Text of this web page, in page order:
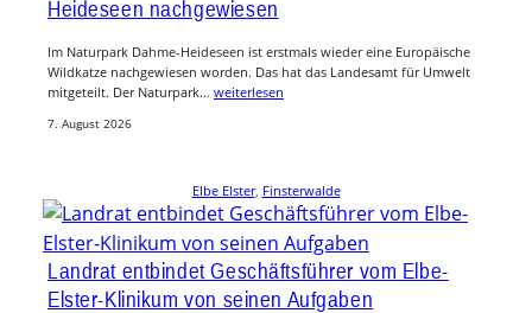
Heideseen nachgewiesen
Im Naturpark Dahme-Heideseen ist erstmals wieder eine Europäische
Wildkatze nachgewiesen worden. Das hat das Landesamt für Umwelt
mitgeteilt. Der Naturpark… weiterlesen
7. August 2026
Elbe Elster, Finsterwalde
Landrat entbindet Geschäftsführer vom Elbe-
Elster-Klinikum von seinen Aufgaben